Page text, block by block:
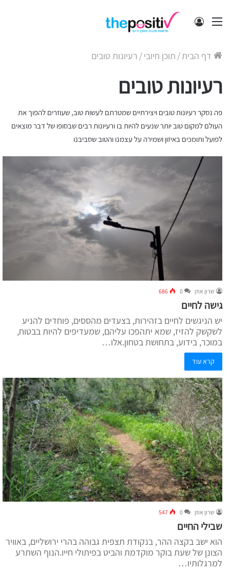
תפריט התחבר
דף הבית/ תוכן חיובי/ רעיונות טובים
רעיונות טובים
פה נסקר רעיונות טובים ויצירתיים שמטרתם לעשות טוב, שעוזרים להפוך את
העולם למקום טוב יותר שנעים להיות בו ורעיונות רבים שבסופו של דבר מוצאים
לפועל ותומכים באיזון ושמירה על עצמנו והטוב שסביבנו
שרון אוזן 0
686
גישה לחיים
יש הניגשים לחיים בזהירות, בצעדים מהססים, פוחדים להניע
לשקשק להזיז, שמא יתהפכו עליהם, שמעדיפים להיות בבטוח,
במוכר, בידוע, בתחושת בטחון.אלו…
קרא עוד
שרון אוזן 0
547
שבילי החיים
הוא ישב בקצה ההר, בנקודת תצפית גבוהה בהרי ירושליים, באוויר
הצונן של שעת בוקר מוקדמת והביט בפיתולי חייו.הנוף השתרע
למרגלותיו…